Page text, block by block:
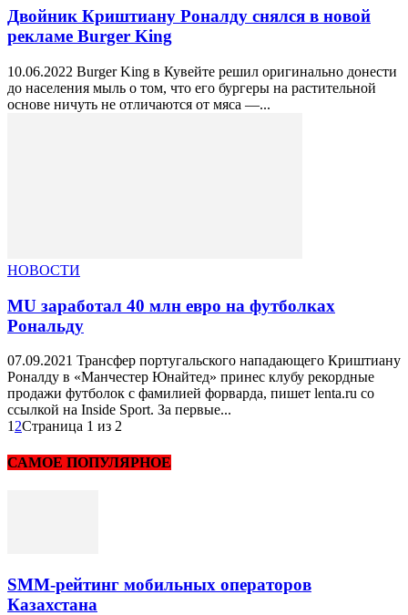
Двойник Криштиану Роналду снялся в новой
рекламе Burger King
10.06.2022 Burger King в Кувейте решил оригинально донести
до населения мыль о том, что его бургеры на растительной
основе ничуть не отличаются от мяса —...
НОВОСТИ
MU заработал 40 млн евро на футболках
Рональду
07.09.2021 Трансфер португальского нападающего Криштиану
Роналду в «Манчестер Юнайтед» принес клубу рекордные
продажи футболок с фамилией форварда, пишет lenta.ru со
ссылкой на Inside Sport. За первые...
1 2Страница 1 из 2
САМОЕ ПОПУЛЯРНОЕ
SMM-рейтинг мобильных операторов
Казахстана